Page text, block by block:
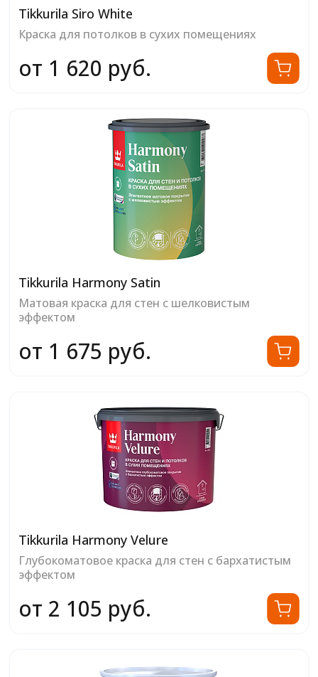
Tikkurila Siro White
Краска для потолков в сухих помещениях
от 1 620 руб.
Tikkurila Harmony Satin
Матовая краска для стен с шелковистым
эффектом
от 1 675 руб.
Tikkurila Harmony Velure
Глубокоматовое краска для стен с бархатистым
эффектом
от 2 105 руб.